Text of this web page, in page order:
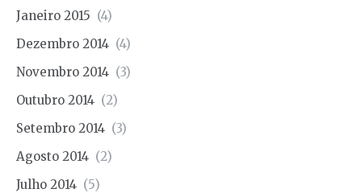
Janeiro 2015 (4)
Dezembro 2014 (4)
Novembro 2014 (3)
Outubro 2014 (2)
Setembro 2014 (3)
Agosto 2014 (2)
Julho 2014 (5)